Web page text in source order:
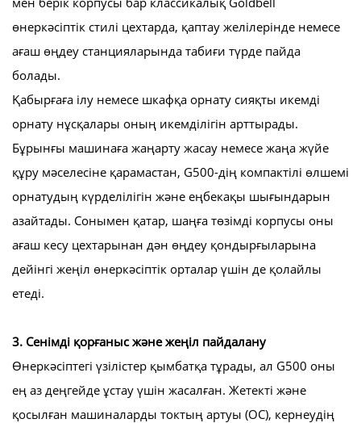
өнеркәсіптік стилі цехтарда, қаптау желілерінде немесе
ағаш өңдеу станцияларында табиғи түрде пайда
болады.
Қабырғаға ілу немесе шкафқа орнату сияқты икемді
орнату нұсқалары оның икемділігін арттырады.
Бұрынғы машинаға жаңарту жасау немесе жаңа жүйе
құру мәселесіне қарамастан, G500-дің компактілі өлшемі
орнатудың күрделілігін және еңбекақы шығындарын
азайтады. Сонымен қатар, шаңға төзімді корпусы оны
ағаш кесу цехтарынан дән өңдеу қондырғыларына
дейінгі жеңіл өнеркәсіптік орталар үшін де қолайлы
етеді.
3. Сенімді қорғаныс және жеңіл пайдалану
Өнеркәсіптегі үзілістер қымбатқа тұрады, ал G500 оны
ең аз деңгейде ұстау үшін жасалған. Жетекті және
қосылған машиналарды токтың артуы (OC), кернеудің